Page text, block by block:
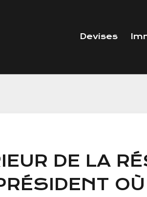
Devises
DE LA
OÙ